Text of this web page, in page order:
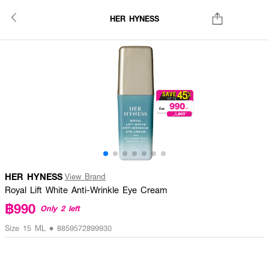
HER HYNESS
HER HYNESS View Brand
Royal Lift White Anti-Wrinkle Eye Cream
฿990 Only 2 left
Size 15 ML • 8859572899930